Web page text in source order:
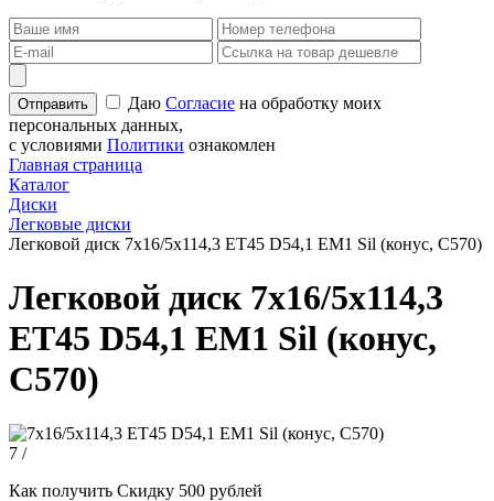
Даю Согласие на обработку моих
персональных данных,
с условиями Политики ознакомлен
Главная страница
Каталог
Диски
Легковые диски
Легковой диск 7x16/5x114,3 ET45 D54,1 EM1 Sil (конус, C570)
Легковой диск 7x16/5x114,3
ET45 D54,1 EM1 Sil (конус,
C570)
7 /
Как получить Скидку 500 рублей